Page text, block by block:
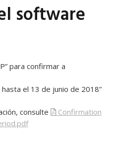
software
para confirmar a
el 13 de junio de 2018”
consulte
Confirmation